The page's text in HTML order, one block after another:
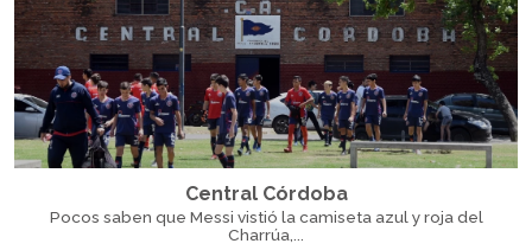
Central Córdoba
Pocos saben que Messi vistió la camiseta azul y roja del
Charrúa,...